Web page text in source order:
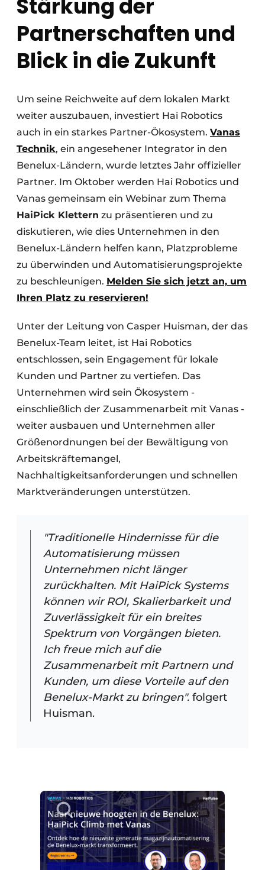
Stärkung der
Partnerschaften und
Blick in die Zukunft
Um seine Reichweite auf dem lokalen Markt
weiter auszubauen, investiert Hai Robotics
auch in ein starkes Partner-Ökosystem. Vanas
Technik, ein angesehener Integrator in den
Benelux-Ländern, wurde letztes Jahr offizieller
Partner. Im Oktober werden Hai Robotics und
Vanas gemeinsam ein Webinar zum Thema
HaiPick Klettern zu präsentieren und zu
diskutieren, wie dies Unternehmen in den
Benelux-Ländern helfen kann, Platzprobleme
zu überwinden und Automatisierungsprojekte
zu beschleunigen. Melden Sie sich jetzt an, um
Ihren Platz zu reservieren!
Unter der Leitung von Casper Huisman, der das
Benelux-Team leitet, ist Hai Robotics
entschlossen, sein Engagement für lokale
Kunden und Partner zu vertiefen. Das
Unternehmen wird sein Ökosystem -
einschließlich der Zusammenarbeit mit Vanas -
weiter ausbauen und Unternehmen aller
Größenordnungen bei der Bewältigung von
Arbeitskräftemangel,
Nachhaltigkeitsanforderungen und schnellen
Marktveränderungen unterstützen.
"Traditionelle Hindernisse für die
Automatisierung müssen
Unternehmen nicht länger
zurückhalten. Mit HaiPick Systems
können wir ROI, Skalierbarkeit und
Zuverlässigkeit für ein breites
Spektrum von Vorgängen bieten.
Ich freue mich auf die
Zusammenarbeit mit Partnern und
Kunden, um diese Vorteile auf den
Benelux-Markt zu bringen". folgert
Huisman.